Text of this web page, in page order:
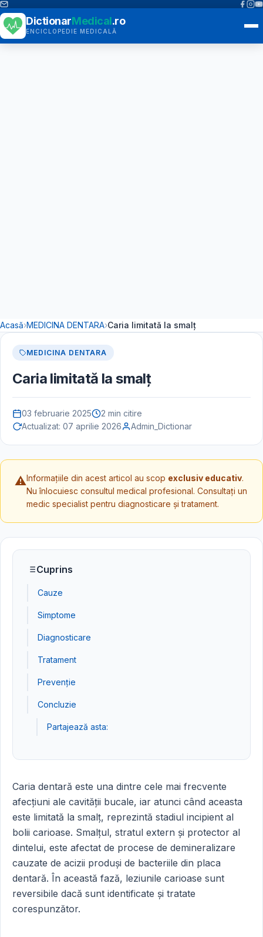
DictionarMedical.ro
ENCICLOPEDIE MEDICALĂ
Acasă›MEDICINA DENTARA›Caria limitată la smalț
MEDICINA DENTARA
Caria limitată la smalț
03 februarie 2025
2 min citire
Actualizat: 07 aprilie 2026 Admin_Dictionar
⚠️Informațiile din acest articol au scop exclusiv educativ.
Nu înlocuiesc consultul medical profesional. Consultați un
medic specialist pentru diagnosticare și tratament.
Cuprins
Cauze
Simptome
Diagnosticare
Tratament
Prevenție
Concluzie
Partajează asta:
Caria dentară este una dintre cele mai frecvente
afecțiuni ale cavității bucale, iar atunci când aceasta
este limitată la smalț, reprezintă stadiul incipient al
bolii carioase. Smalțul, stratul extern și protector al
dintelui, este afectat de procese de demineralizare
cauzate de acizii produși de bacteriile din placa
dentară. În această fază, leziunile carioase sunt
reversibile dacă sunt identificate și tratate
corespunzător.